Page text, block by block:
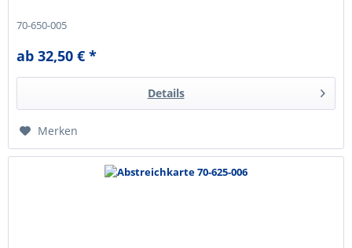
70-650-005
ab 32,50 € *
Details
Merken